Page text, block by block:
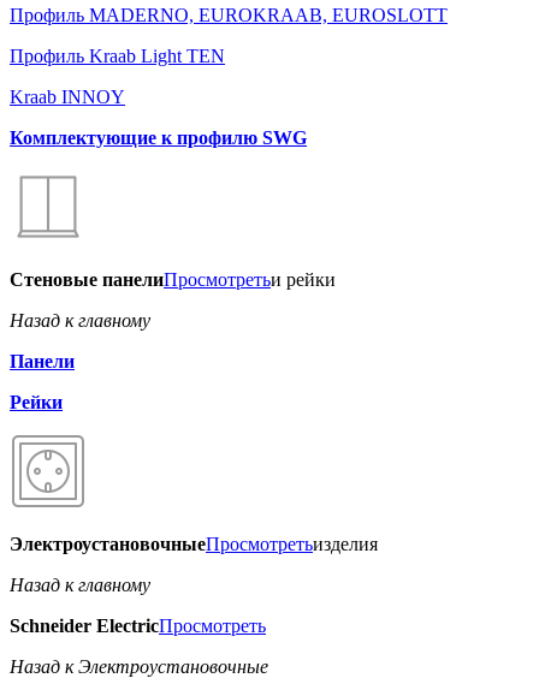
Профиль MADERNO, EUROKRAAB, EUROSLOTT
Профиль Kraab Light TEN
Kraab INNOY
Комплектующие к профилю SWG
Стеновые панелиПросмотретьи рейки
Назад к главному
Панели
Рейки
ЭлектроустановочныеПросмотретьизделия
Назад к главному
Schneider ElectricПросмотреть
Назад к Электроустановочные